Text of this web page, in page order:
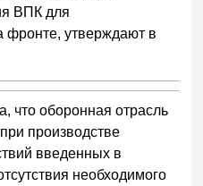
ВПК для
фронте, утверждают в
что оборонная отрасль
производстве
введенных в
необходимого